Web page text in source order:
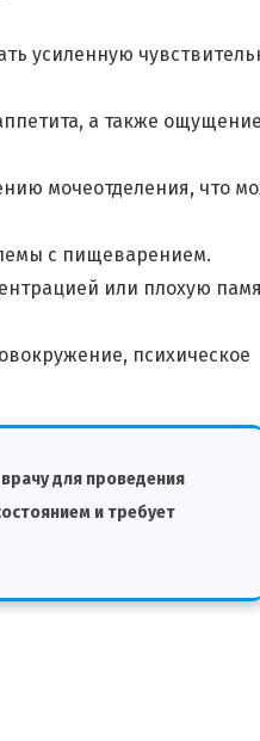
усиленную
а также
мочеотделения, что
с пищеварением.
или плохую
психическое
для проведения
и требует